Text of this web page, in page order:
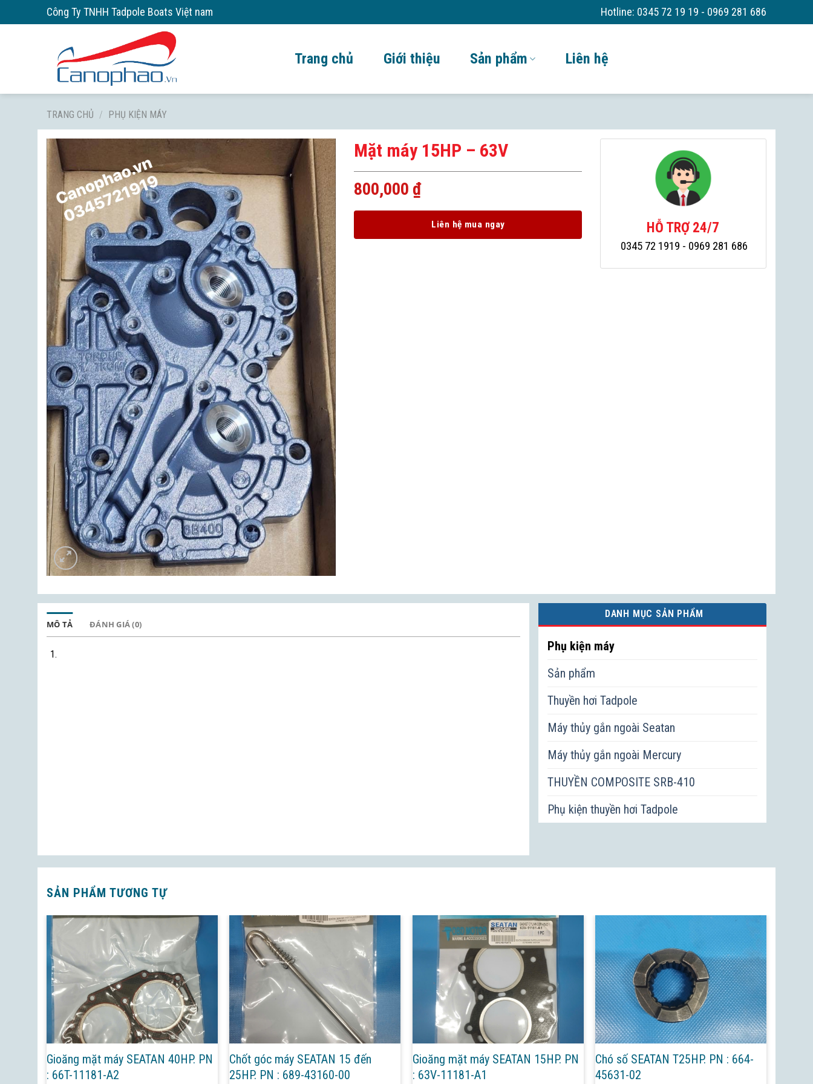
to
Công Ty TNHH Tadpole Boats Việt nam Hotline: 0345 72 19 19 - 0969 281 686
Trang chủ Giới thiệu Sản phẩm Liên hệ
TRANG CHỦ / PHỤ KIỆN MÁY
Mặt máy 15HP – 63V
800,000 ₫
Liên hệ mua ngay HỖ TRỢ 24/7
0345 72 1919 - 0969 281 686
MÔ TẢ ĐÁNH GIÁ (0)
DANH MỤC SẢN PHẨM
Phụ kiện máy
Sản phẩm
Thuyền hơi Tadpole
Máy thủy gắn ngoài Seatan
Máy thủy gắn ngoài Mercury
THUYỀN COMPOSITE SRB-410
Phụ kiện thuyền hơi Tadpole
SẢN PHẨM TƯƠNG TỰ
Gioăng mặt máy SEATAN 40HP. PN
: 66T-11181-A2
Chốt góc máy SEATAN 15 đến
25HP. PN : 689-43160-00
Gioăng mặt máy SEATAN 15HP. PN
: 63V-11181-A1
Chó số SEATAN T25HP. PN : 664-
45631-02